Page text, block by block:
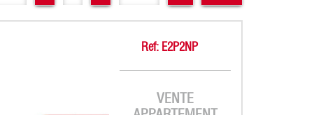
Ref: E2P2NP
VENTE